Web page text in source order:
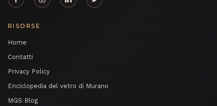
RISORSE
Home
Contatti
Privacy Policy
Enciclopedia del vetro di Murano
MGS Blog